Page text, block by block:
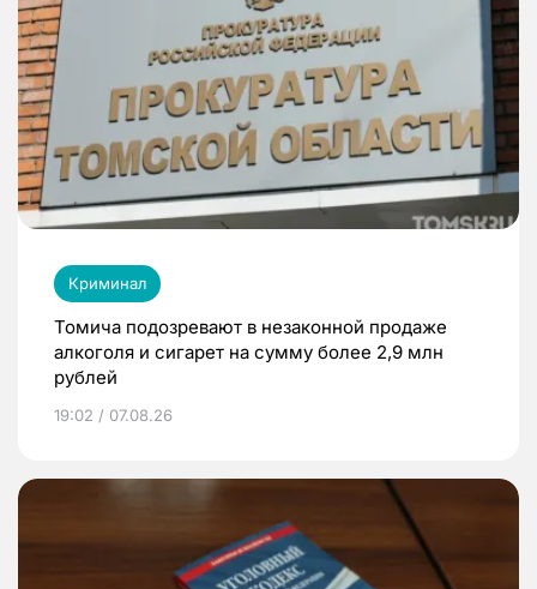
Криминал
Томича подозревают в незаконной продаже
алкоголя и сигарет на сумму более 2,9 млн
рублей
19:02 / 07.08.26